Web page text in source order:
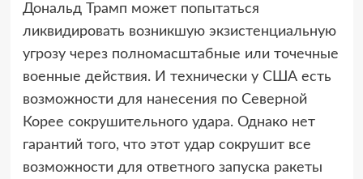
Дональд Трамп может попытаться
ликвидировать возникшую экзистенциальную
угрозу через полномасштабные или точечные
военные действия. И технически у США есть
возможности для нанесения по Северной
Корее сокрушительного удара. Однако нет
гарантий того, что этот удар сокрушит все
возможности для ответного запуска ракеты